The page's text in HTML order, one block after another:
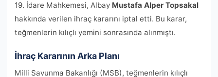
19. İdare Mahkemesi, Albay Mustafa Alper Topsakal
hakkında verilen ihraç kararını iptal etti. Bu karar,
teğmenlerin kılıçlı yemini sonrasında alınmıştı.
İhraç Kararının Arka Planı
Milli Savunma Bakanlığı (MSB), teğmenlerin kılıçlı